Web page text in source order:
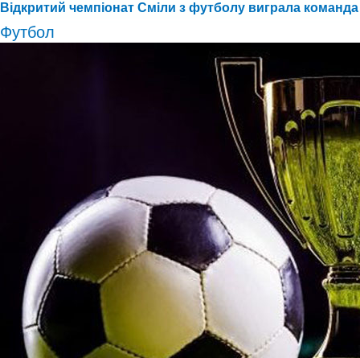
Відкритий чемпіонат Сміли з футболу виграла
Футбол